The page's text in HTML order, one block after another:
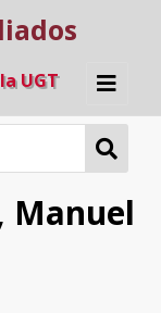
UGT
Manuel